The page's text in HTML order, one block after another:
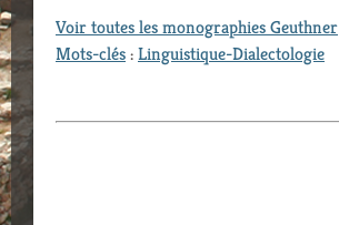
Voir toutes les monographies Geuthner
Mots-clés:Linguistique-Dialectologie